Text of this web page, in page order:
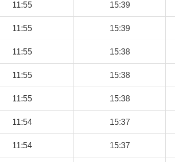
11:55 15:39
11:55 15:39
11:55 15:38
11:55 15:38
11:55 15:38
11:54 15:37
11:54 15:37